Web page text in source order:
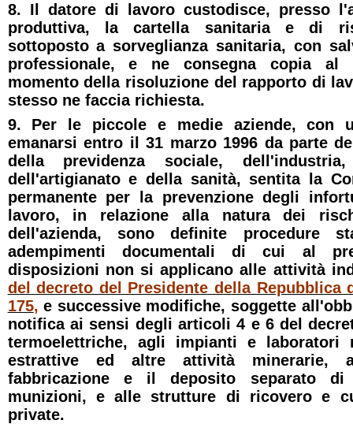
8. Il datore di lavoro custodisce, presso
produttiva, la cartella sanitaria e di
sottoposto a sorveglianza sanitaria, con
professionale, e ne consegna copia al
momento della risoluzione del rapporto di
stesso ne faccia richiesta.
9. Per le piccole e medie aziende, con
emanarsi entro il 31 marzo 1996 da parte
della previdenza sociale,
dell'artigianato e della sanità, sentita la
permanente per la prevenzione degli
lavoro, in relazione alla natura dei
dell'azienda, sono definite procedure
adempimenti documentali di cui al
disposizioni non si applicano alle attività
del decreto del Presidente della Repubblica
175, e successive modifiche, soggette
notifica ai sensi degli articoli 4 e 6 del
termoelettriche, agli impianti e laboratori
estrattive ed altre attività minerarie,
fabbricazione e il deposito separato
munizioni, e alle strutture di ricovero e
private.